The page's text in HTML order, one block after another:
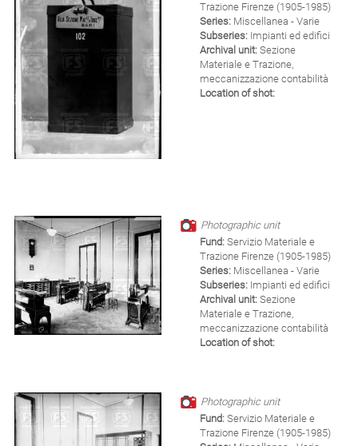
Trazione Firenze (1905-1985)
Series: Miscellanea - Varie
Subseries: Impianti ed edifici
Archival unit: Sezione
Materiale e Trazione,
meccanizzazione contabilità
Location of shot:
Photographic unit
Fund: Servizio Materiale e
Trazione Firenze (1905-1985)
Series: Miscellanea - Varie
Subseries: Impianti ed edifici
Archival unit: Sezione
Materiale e Trazione,
meccanizzazione contabilità
Location of shot:
Photographic unit
Fund: Servizio Materiale e
Trazione Firenze (1905-1985)